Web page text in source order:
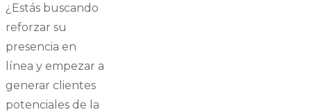
¿Estás buscando
reforzar su
presencia en
línea y empezar a
generar clientes
potenciales de la